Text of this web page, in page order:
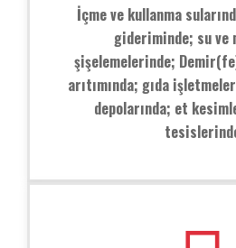
İçme ve kullanma
gideriminde; su ve
şişelemelerinde;
arıtımında; gıda
depolarında; et